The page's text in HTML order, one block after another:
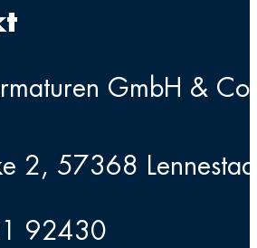
GmbH & Co.
2, 57368
92430